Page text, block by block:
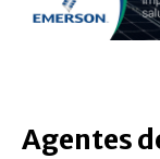
Agentes